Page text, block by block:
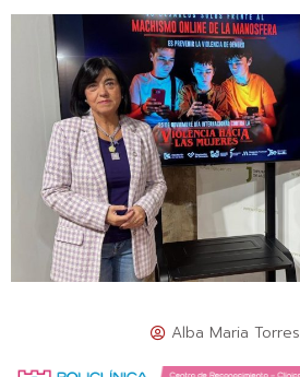
Alba Maria Torres